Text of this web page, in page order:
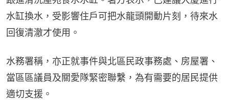
水缸換水，受影響住戶可把水龍頭開動片刻，待來水
回復清澈才使用。
水務署稱，亦正就事件與北區民政事務處、房屋署、
當區區議員及關愛隊緊密聯繫，為有需要的居民提供
適切支援。